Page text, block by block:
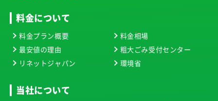
料金について
料金プラン概要
料金相場
最安値の理由
粗大ごみ受付センター
リネットジャパン
環境省
当社について